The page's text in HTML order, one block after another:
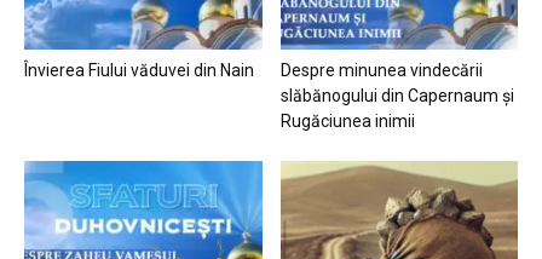
Învierea Fiului văduvei din Nain
Despre minunea vindecării
slăbănogului din Capernaum și
Rugăciunea inimii